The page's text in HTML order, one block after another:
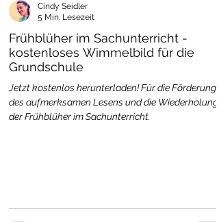
Frühblüher im Sachunterricht -
kostenloses Wimmelbild für die
Grundschule
Jetzt kostenlos herunterladen! Für die Förderung
des aufmerksamen Lesens und die Wiederholung
der Frühblüher im Sachunterricht.
Cindy Seidler
5 Min. Lesezeit